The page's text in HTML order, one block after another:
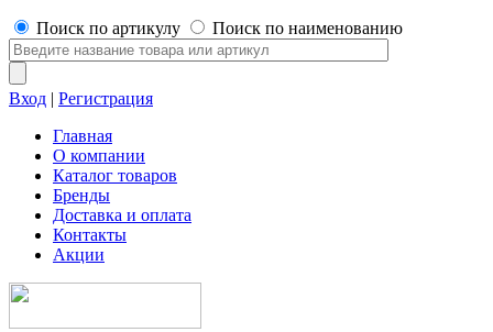
Поиск по артикулу Поиск по наименованию
Вход | Регистрация
Главная
О компании
Каталог товаров
Бренды
Доставка и оплата
Контакты
Акции